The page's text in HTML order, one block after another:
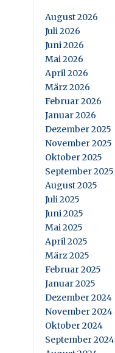
August 2026
Juli 2026
Juni 2026
Mai 2026
April 2026
März 2026
Februar 2026
Januar 2026
Dezember 2025
November 2025
Oktober 2025
September 2025
August 2025
Juli 2025
Juni 2025
Mai 2025
April 2025
März 2025
Februar 2025
Januar 2025
Dezember 2024
November 2024
Oktober 2024
September 2024